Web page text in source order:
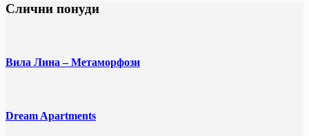
Слични понуди
Вила Лина – Метаморфози
Dream Apartments